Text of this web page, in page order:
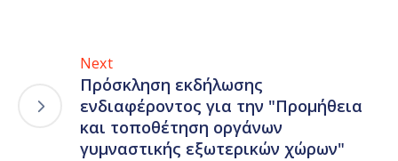
Next
Πρόσκληση εκδήλωσης
ενδιαφέροντος για την "Προμήθεια
και τοποθέτηση οργάνων
γυμναστικής εξωτερικών χώρων"